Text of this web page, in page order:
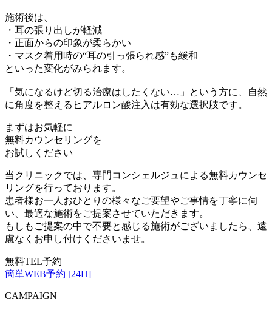
施術後は、
・耳の張り出しが軽減
・正面からの印象が柔らかい
・マスク着用時の“耳の引っ張られ感”も緩和
といった変化がみられます。
「気になるけど切る治療はしたくない…」という方に、自然
に角度を整えるヒアルロン酸注入は有効な選択肢です。
まずはお気軽に
無料カウンセリングを
お試しください
当クリニックでは、専門コンシェルジュによる無料カウンセ
リングを行っております。
患者様お一人おひとりの様々なご要望やご事情を丁寧に伺
い、最適な施術をご提案させていただきます。
もしもご提案の中で不要と感じる施術がございましたら、遠
慮なくお申し付けくださいませ。
無料TEL予約
簡単WEB予約 [24H]
CAMPAIGN